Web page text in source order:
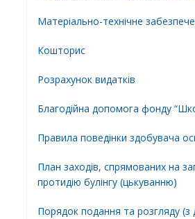
Матеріально-технічне
Кошторис
Розрахунок видатків
Благодійна допомога фонду
Правила поведінки здобувача
План заходів, спрямованих на
протидію булінгу (цькуванню)
Порядок подання та розгляду